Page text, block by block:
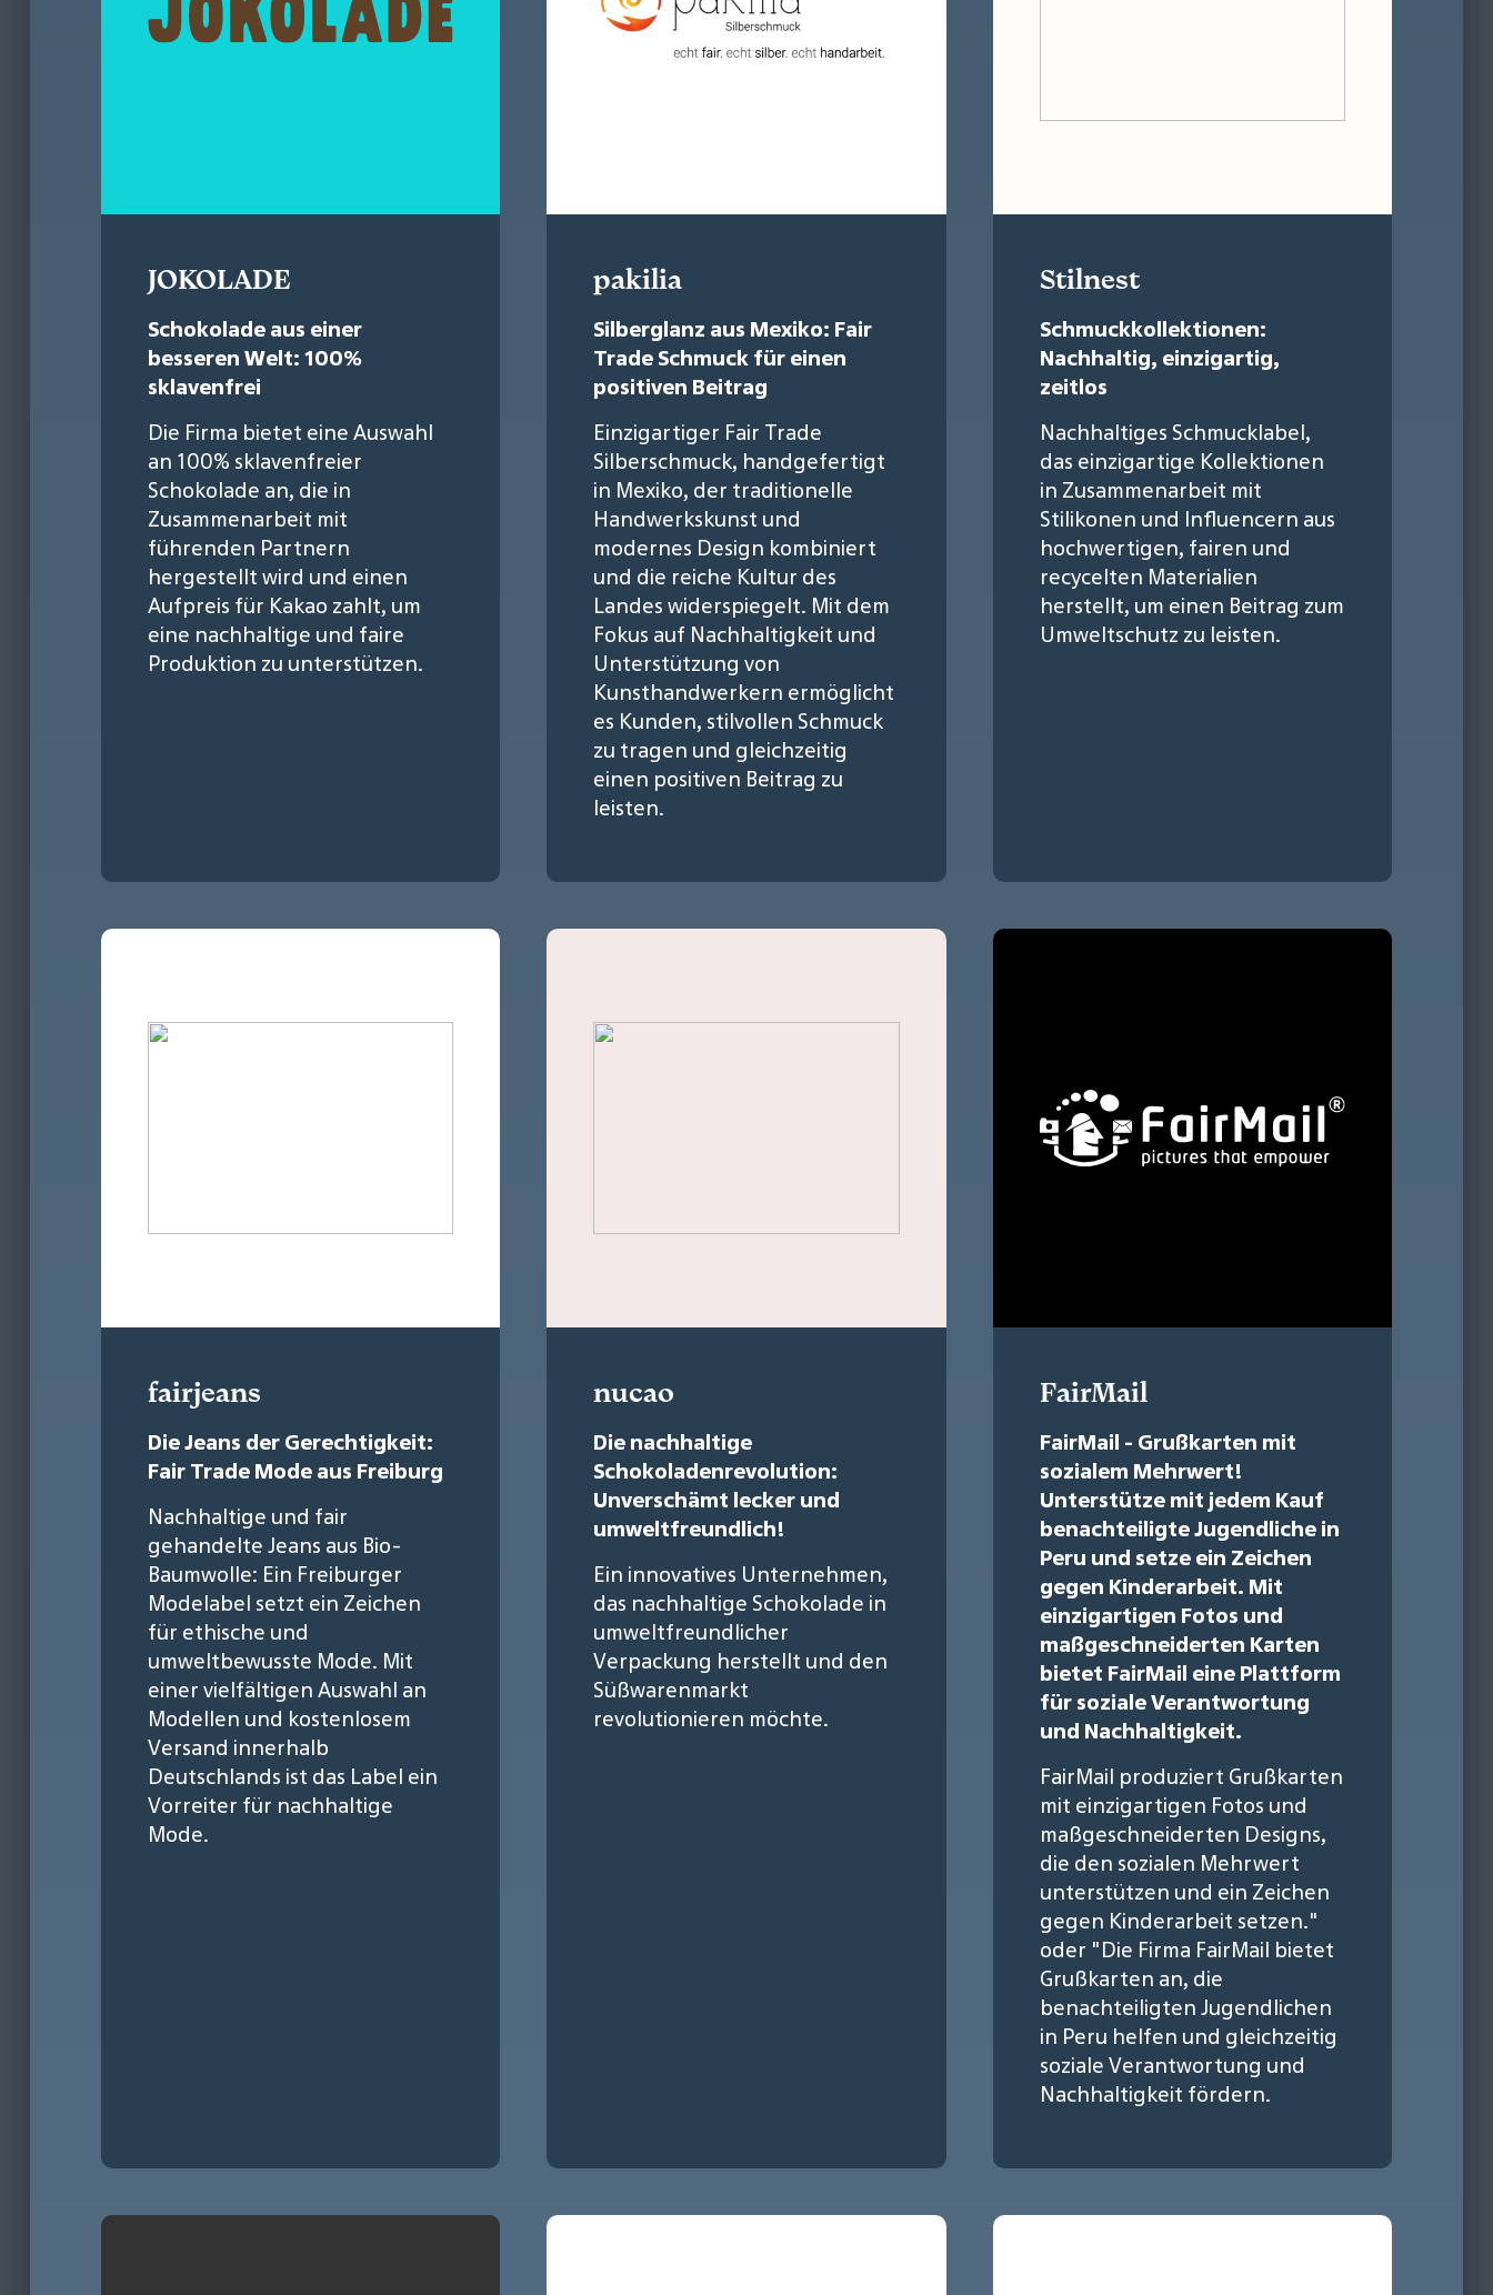
JOKOLADE
Schokolade aus einer
besseren Welt: 100%
sklavenfrei
Die Firma bietet eine Auswahl
an 100% sklavenfreier
Schokolade an, die in
Zusammenarbeit mit
führenden Partnern
hergestellt wird und einen
Aufpreis für Kakao zahlt, um
eine nachhaltige und faire
Produktion zu unterstützen.
pakilia
Silberglanz aus Mexiko: Fair
Trade Schmuck für einen
positiven Beitrag
Einzigartiger Fair Trade
Silberschmuck, handgefertigt
in Mexiko, der traditionelle
Handwerkskunst und
modernes Design kombiniert
und die reiche Kultur des
Landes widerspiegelt. Mit dem
Fokus auf Nachhaltigkeit und
Unterstützung von
Kunsthandwerkern ermöglicht
es Kunden, stilvollen Schmuck
zu tragen und gleichzeitig
einen positiven Beitrag zu
leisten.
Stilnest
Schmuckkollektionen:
Nachhaltig, einzigartig,
zeitlos
Nachhaltiges Schmucklabel,
das einzigartige Kollektionen
in Zusammenarbeit mit
Stilikonen und Influencern aus
hochwertigen, fairen und
recycelten Materialien
herstellt, um einen Beitrag zum
Umweltschutz zu leisten.
fairjeans
Die Jeans der Gerechtigkeit:
Fair Trade Mode aus Freiburg
Nachhaltige und fair
gehandelte Jeans aus Bio-
Baumwolle: Ein Freiburger
Modelabel setzt ein Zeichen
für ethische und
umweltbewusste Mode. Mit
einer vielfältigen Auswahl an
Modellen und kostenlosem
Versand innerhalb
Deutschlands ist das Label ein
Vorreiter für nachhaltige
Mode.
nucao
Die nachhaltige
Schokoladenrevolution:
Unverschämt lecker und
umweltfreundlich!
Ein innovatives Unternehmen,
das nachhaltige Schokolade in
umweltfreundlicher
Verpackung herstellt und den
Süßwarenmarkt
revolutionieren möchte.
FairMail
FairMail - Grußkarten mit
sozialem Mehrwert!
Unterstütze mit jedem Kauf
benachteiligte Jugendliche in
Peru und setze ein Zeichen
gegen Kinderarbeit. Mit
einzigartigen Fotos und
maßgeschneiderten Karten
bietet FairMail eine Plattform
für soziale Verantwortung
und Nachhaltigkeit.
FairMail produziert Grußkarten
mit einzigartigen Fotos und
maßgeschneiderten Designs,
die den sozialen Mehrwert
unterstützen und ein Zeichen
gegen Kinderarbeit setzen."
oder "Die Firma FairMail bietet
Grußkarten an, die
benachteiligten Jugendlichen
in Peru helfen und gleichzeitig
soziale Verantwortung und
Nachhaltigkeit fördern.